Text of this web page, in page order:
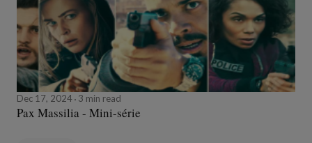
Dec 17, 2024 3 min read
Pax Massilia - Mini-série